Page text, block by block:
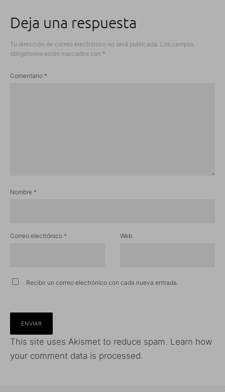
Deja una respuesta
Tu dirección de correo electrónico no será publicada. Los campos
obligatorios están marcados con *
Comentario *
Nombre *
Correo electrónico * Web
Recibir un correo electrónico con cada nueva entrada.
This site uses Akismet to reduce spam. Learn how
your comment data is processed.